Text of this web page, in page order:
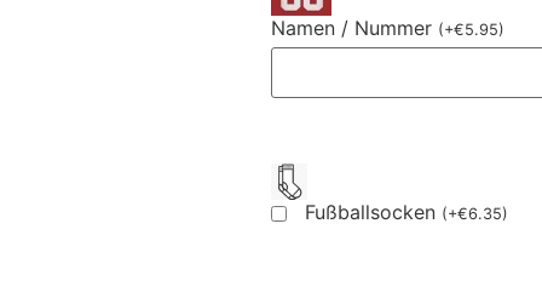
Namen / Nummer (+€5.95)
Fußballsocken (+€6.35)